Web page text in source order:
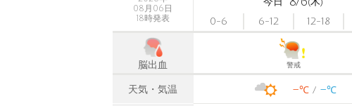
08月06日
18時発表
0-6
6-12 12-18
脳出血 警戒
天気・気温 -℃ -℃